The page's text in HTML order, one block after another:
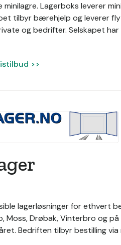
Lagerboks leverer
tilbyr bærehjelp og leverer
og bedrifter. Selskapet
>>
lagerløsninger for ethvert
Moss, Drøbak, Vinterbro og
Bedriften tilbyr bestilling